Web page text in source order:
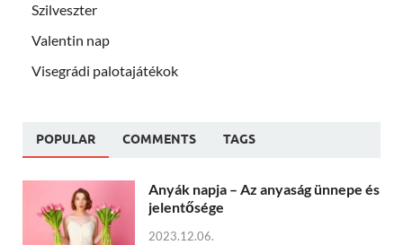
Szilveszter
Valentin nap
Visegrádi palotajátékok
POPULAR COMMENTS TAGS
Anyák napja – Az anyaság ünnepe és
jelentősége
2023.12.06.